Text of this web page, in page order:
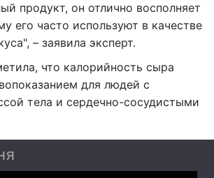
продукт, он отлично восполняет
его часто используют в качестве
– заявила эксперт.
что калорийность сыра
для людей с
тела и сердечно-сосудистыми